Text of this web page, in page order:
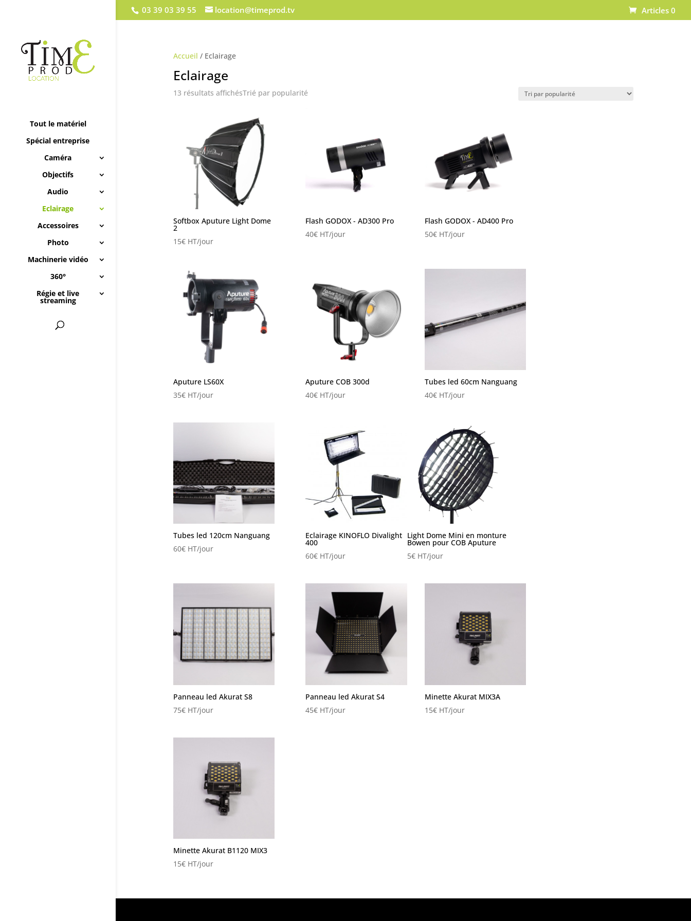
03 39 03 39 55 location@timeprod.tv Articles 0
Tout le matériel
Spécial entreprise
Caméra
Objectifs
Audio
Eclairage
Accessoires
Photo
Machinerie vidéo
360°
Régie et live
streaming
Accueil / Eclairage
Eclairage
13 résultats affichésTrié par popularité
Softbox Aputure Light Dome
2
15€HT/jour
Flash GODOX - AD300 Pro
40€ HT/jour
Flash GODOX - AD400 Pro
50€HT/jour
Aputure LS60X
35€HT/jour
Aputure COB 300d
40€ HT/jour
Tubes led 60cm Nanguang
40€HT/jour
Tubes led 120cm Nanguang
60€HT/jour
Eclairage KINOFLO Divalight
400
60€ HT/jour
Light Dome Mini en monture
Bowen pour COB Aputure
5€HT/jour
Panneau led Akurat S8
75€HT/jour
Panneau led Akurat S4
45€ HT/jour
Minette Akurat MIX3A
15€HT/jour
Minette Akurat B1120 MIX3
15€HT/jour